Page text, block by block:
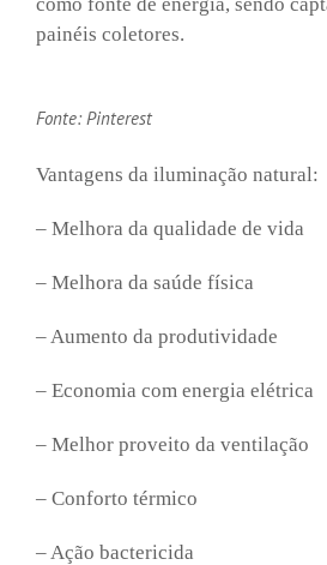
painéis coletores.
Fonte: Pinterest
Vantagens da iluminação natural:
– Melhora da qualidade de vida
– Melhora da saúde física
– Aumento da produtividade
– Economia com energia elétrica
– Melhor proveito da ventilação
– Conforto térmico
– Ação bactericida